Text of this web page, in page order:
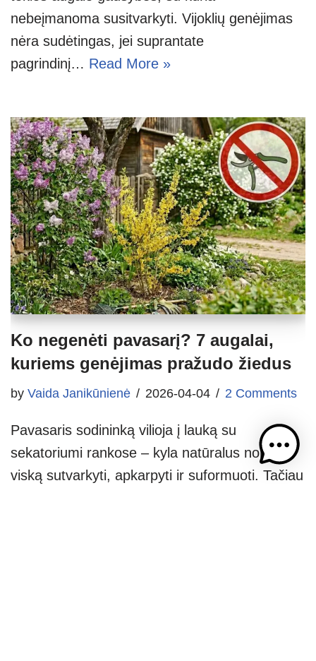
nebeįmanoma susitvarkyti. Vijoklių genėjimas
nėra sudėtingas, jei suprantate
pagrindinį… Read More »
Ko negenėti pavasarį? 7 augalai,
kuriems genėjimas pražudo žiedus
by Vaida Janikūnienė 2026-04-04 2 Comments
Pavasaris sodininką vilioja į lauką su
sekatoriumi rankose – kyla natūralus noras
viską sutvarkyti, apkarpyti ir suformuoti. Tačiau